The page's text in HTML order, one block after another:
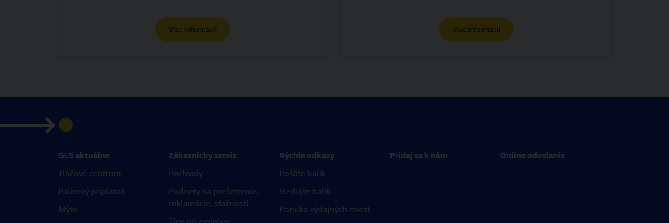
Viac informácií Viac informácií
GLS aktuálne
Tlačové centrum
Palivový príplatok
Mýto
Zákaznícky servis
Pochvaly
Podnety na prešetrenie,
reklamácie, sťažnosti
Rýchle odkazy
Pošlite balík
Sledujte balík
Ponuka výdajných miest
Pridaj sa k nám Online odoslanie